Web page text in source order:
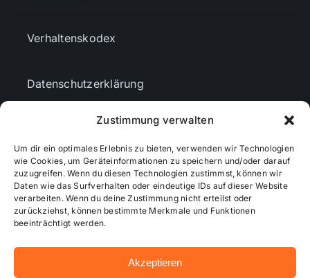
Zustimmung verwalten
Um dir ein optimales Erlebnis zu bieten, verwenden wir Technologien
wie Cookies, um Geräteinformationen zu speichern und/oder darauf
zuzugreifen. Wenn du diesen Technologien zustimmst, können wir
Daten wie das Surfverhalten oder eindeutige IDs auf dieser Website
verarbeiten. Wenn du deine Zustimmung nicht erteilst oder
zurückziehst, können bestimmte Merkmale und Funktionen
beeinträchtigt werden.
Akzeptieren
Verhaltenskodex
Datenschutzerklärung
Cookie-Richtlinie (EU)
Mediendaten